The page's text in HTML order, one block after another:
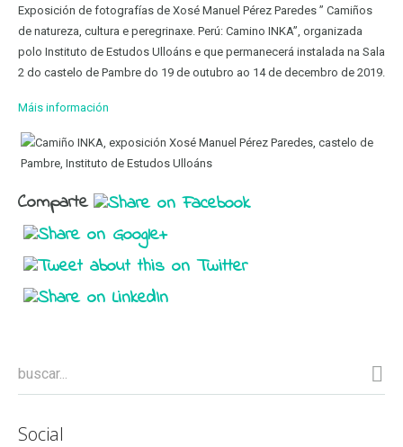
INKA”
Xosé
Manuel
Paredes
no
castelo
de
Pambre
Exposición de fotografías de Xosé Manuel Pérez Paredes ” Camiños
de natureza, cultura e peregrinaxe. Perú: Camino INKA”, organizada
polo Instituto de Estudos Ulloáns e que permanecerá instalada na Sala
2 do castelo de Pambre do 19 de outubro ao 14 de decembro de 2019.
Máis información
Comparte
Social